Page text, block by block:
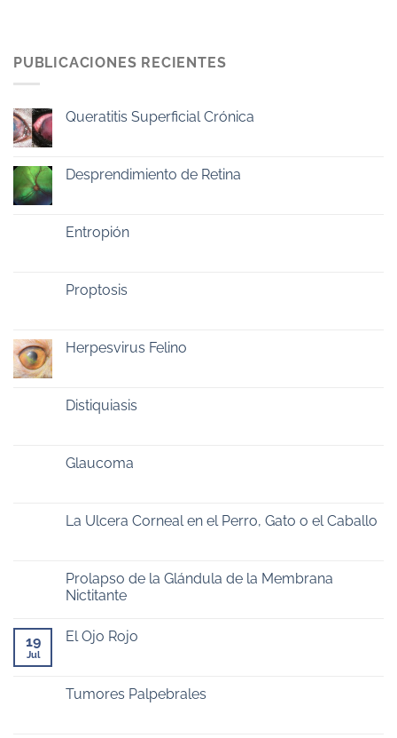
PUBLICACIONES RECIENTES
Queratitis Superficial Crónica
Desprendimiento de Retina
Entropión
Proptosis
Herpesvirus Felino
Distiquiasis
Glaucoma
La Ulcera Corneal en el Perro, Gato o el Caballo
Prolapso de la Glándula de la Membrana
Nictitante
19
Jul
El Ojo Rojo
Tumores Palpebrales